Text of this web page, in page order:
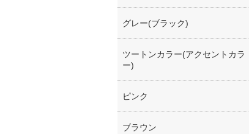
グレー(ブラック)
ツートンカラー(アクセントカラ
ー)
ピンク
ブラウン